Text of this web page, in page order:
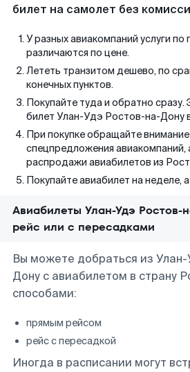
билет на самолет без
У разных авиакомпаний услуги по
различаются по цене.
Лететь транзитом дешево, по
конечных пунктов.
Покупайте туда и обратно
билет Улан-Удэ Ростов-на-Дону
При покупке обращайте
спецпредложения авиакомпаний,
распродажи авиабилетов из
Покупайте авиабилет на неделе,
Авиабилеты Улан-Удэ Ростов-
рейс или с пересадками
Вы можете добраться из
Дону с авиабилетом в страну
способами:
прямым рейсом
рейс с пересадкой
Иногда в расписании могут